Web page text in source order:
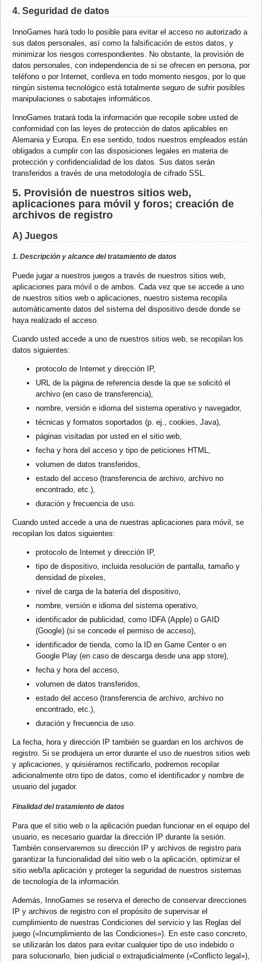
4. Seguridad de datos
InnoGames hará todo lo posible para evitar el acceso no autorizado a
sus datos personales, así como la falsificación de estos datos, y
minimizar los riesgos correspondientes. No obstante, la provisión de
datos personales, con independencia de si se ofrecen en persona, por
teléfono o por Internet, conlleva en todo momento riesgos, por lo que
ningún sistema tecnológico está totalmente seguro de sufrir posibles
manipulaciones o sabotajes informáticos.
InnoGames tratará toda la información que recopile sobre usted de
conformidad con las leyes de protección de datos aplicables en
Alemania y Europa. En ese sentido, todos nuestros empleados están
obligados a cumplir con las disposiciones legales en materia de
protección y confidencialidad de los datos. Sus datos serán
transferidos a través de una metodología de cifrado SSL.
5. Provisión de nuestros sitios web,
aplicaciones para móvil y foros; creación de
archivos de registro
A) Juegos
1. Descripción y alcance del tratamiento de datos
Puede jugar a nuestros juegos a través de nuestros sitios web,
aplicaciones para móvil o de ambos. Cada vez que se accede a uno
de nuestros sitios web o aplicaciones, nuestro sistema recopila
automáticamente datos del sistema del dispositivo desde donde se
haya realizado el acceso.
Cuando usted accede a uno de nuestros sitios web, se recopilan los
datos siguientes:
protocolo de Internet y dirección IP,
URL de la página de referencia desde la que se solicitó el
archivo (en caso de transferencia),
nombre, versión e idioma del sistema operativo y navegador,
técnicas y formatos soportados (p. ej., cookies, Java),
páginas visitadas por usted en el sitio web,
fecha y hora del acceso y tipo de peticiones HTML,
volumen de datos transferidos,
estado del acceso (transferencia de archivo, archivo no
encontrado, etc.),
duración y frecuencia de uso.
Cuando usted accede a una de nuestras aplicaciones para móvil, se
recopilan los datos siguientes:
protocolo de Internet y dirección IP,
tipo de dispositivo, incluida resolución de pantalla, tamaño y
densidad de píxeles,
nivel de carga de la batería del dispositivo,
nombre, versión e idioma del sistema operativo,
identificador de publicidad, como IDFA (Apple) o GAID
(Google) (si se concede el permiso de acceso),
identificador de tienda, como la ID en Game Center o en
Google Play (en caso de descarga desde una app store),
fecha y hora del acceso,
volumen de datos transferidos,
estado del acceso (transferencia de archivo, archivo no
encontrado, etc.),
duración y frecuencia de uso.
La fecha, hora y dirección IP también se guardan en los archivos de
registro. Si se produjera un error durante el uso de nuestros sitios web
y aplicaciones, y quisiéramos rectificarlo, podremos recopilar
adicionalmente otro tipo de datos, como el identificador y nombre de
usuario del jugador.
Finalidad del tratamiento de datos
Para que el sitio web o la aplicación puedan funcionar en el equipo del
usuario, es necesario guardar la dirección IP durante la sesión.
También conservaremos su dirección IP y archivos de registro para
garantizar la funcionalidad del sitio web o la aplicación, optimizar el
sitio web/la aplicación y proteger la seguridad de nuestros sistemas
de tecnología de la información.
Además, InnoGames se reserva el derecho de conservar direcciones
IP y archivos de registro con el propósito de supervisar el
cumplimiento de nuestras Condiciones del servicio y las Reglas del
juego («Incumplimiento de las Condiciones»). En este caso concreto,
se utilizarán los datos para evitar cualquier tipo de uso indebido o
para solucionarlo, bien judicial o extrajudicialmente («Conflicto legal»),